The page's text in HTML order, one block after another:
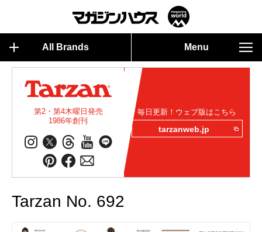
All Brands Menu
第2・第4木曜日発売
1986年創刊
毎日更新！ウェブ版はこちら
tarzanweb.jp
Tarzan No. 692